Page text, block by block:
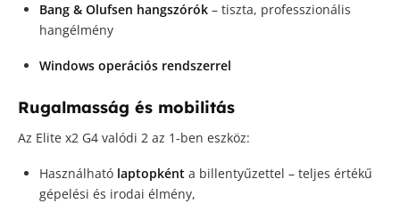
Bang & Olufsen hangszórók – tiszta, professzionális
hangélmény
Windows operációs rendszerrel
Rugalmasság és mobilitás
Az Elite x2 G4 valódi 2 az 1-ben eszköz:
Használható laptopként a billentyűzettel – teljes értékű
gépelési és irodai élmény,